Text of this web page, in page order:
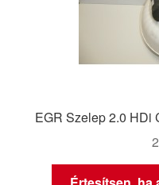
EGR Szelep 2.0 HDi